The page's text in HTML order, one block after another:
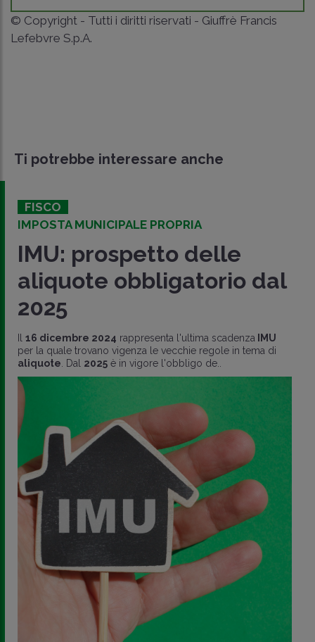
© Copyright - Tutti i diritti riservati - Giuffrè Francis
Lefebvre S.p.A.
Ti potrebbe interessare anche
FISCO
IMPOSTA MUNICIPALE PROPRIA
IMU: prospetto delle
aliquote obbligatorio dal
2025
16 dicembre 2024 rappresenta l'ultima scadenza IMU
per la quale trovano vigenza le vecchie regole in tema di
aliquote . Dal 2025 è in vigore l'obbligo de..